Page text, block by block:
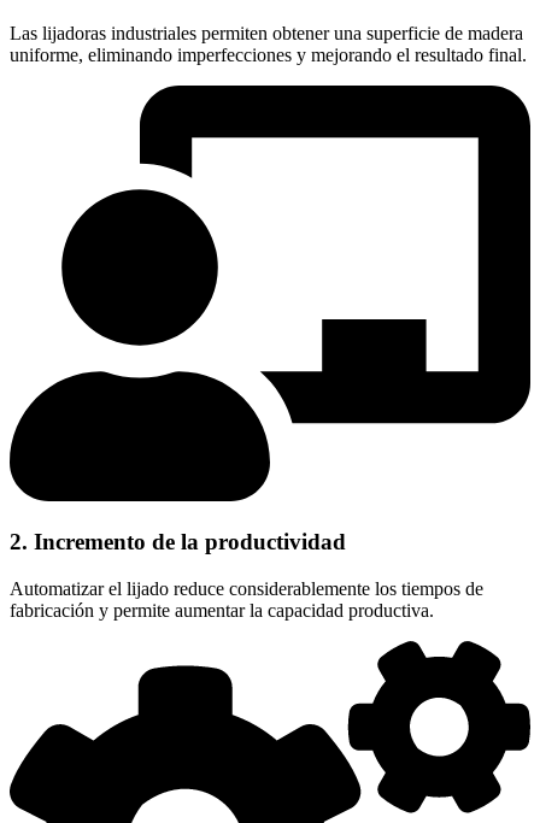
Las lijadoras industriales permiten obtener una superficie de madera
uniforme, eliminando imperfecciones y mejorando el resultado final.
2. Incremento de la productividad
Automatizar el lijado reduce considerablemente los tiempos de
fabricación y permite aumentar la capacidad productiva.